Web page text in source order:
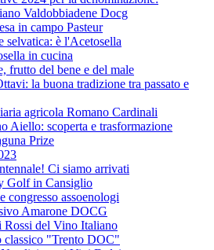
Valdobbiadene Docg
in campo Pasteur
selvatica: è l'Acetosella
in cucina
frutto del bene e del male
la buona tradizione tra passato e
agricola Romano Cardinali
Aiello: scoperta e trasformazione
Prize
Ci siamo arrivati
Golf in Cansiglio
congresso assoenologi
Amarone DOCG
Rossi del Vino Italiano
classico "Trento DOC"